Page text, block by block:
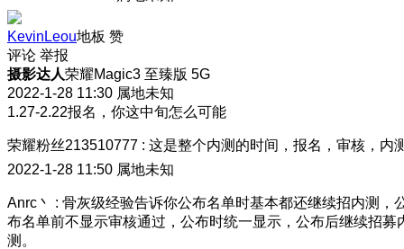
KevinLeou地板 赞
评论 举报
摄影达人荣耀Magic3 至臻版 5G
2022-1-28 11:30 属地未知
1.27-2.22报名，你这中旬怎么可能
荣耀粉丝213510777 : 这是整个内测的时间，报名，审核，内
2022-1-28 11:50 属地未知
Anrc丶 : 骨灰级经验告诉你公布名单时基本都还继续招内测，
布名单前不显示审核通过，公布时统一显示，公布后继续招募
测。